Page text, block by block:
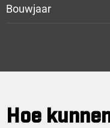
Bouwjaar
Hoe